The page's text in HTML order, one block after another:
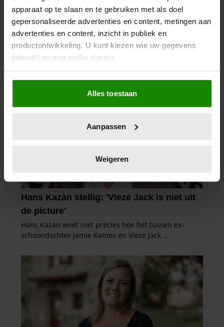
apparaat op te slaan en te gebruiken met als doel
gepersonaliseerde advertenties en content, metingen aan
advertenties en content, inzicht in publiek en
productontwikkeling. U kunt kiezen wie uw gegevens
gebruikt en met welke doelen.
Als u het toestaat, willen we ook graag:
Informatie verzamelen over uw geografische
locatie, die tot een paar meter nauwkeurig kan zijn
scannen op specifieke eigenschappen (fingerprinting)
verwerkt en stel uw voorkeuren in het
intrekken in de Cookieverklaring.
We gebruiken cookies om content en advertenties te
personaliseren, om functies voor social media te bieden
en om ons websiteverkeer te analyseren. Ook delen we
informatie over uw gebruik van onze site met onze
partners kunnen deze gegevens combineren met andere
informatie die u aan ze heeft verstrekt of die ze hebben
verzameld op basis van uw gebruik van hun services. U
gaat akkoord met onze cookies als u onze website blijft
Alles toestaan
Aanpassen
Weigeren